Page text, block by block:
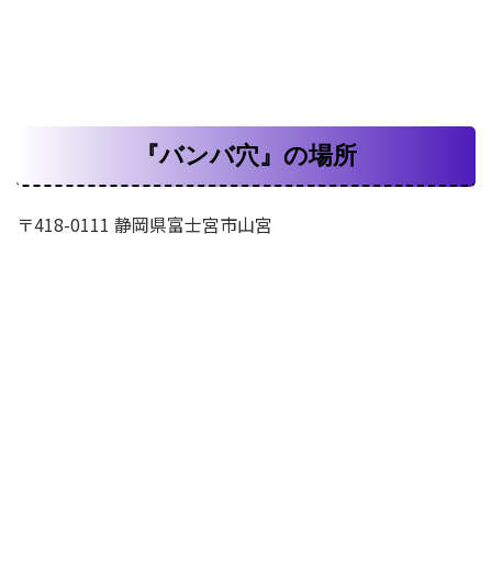
『バンバ穴』の場所
〒418-0111 静岡県富士宮市山宮